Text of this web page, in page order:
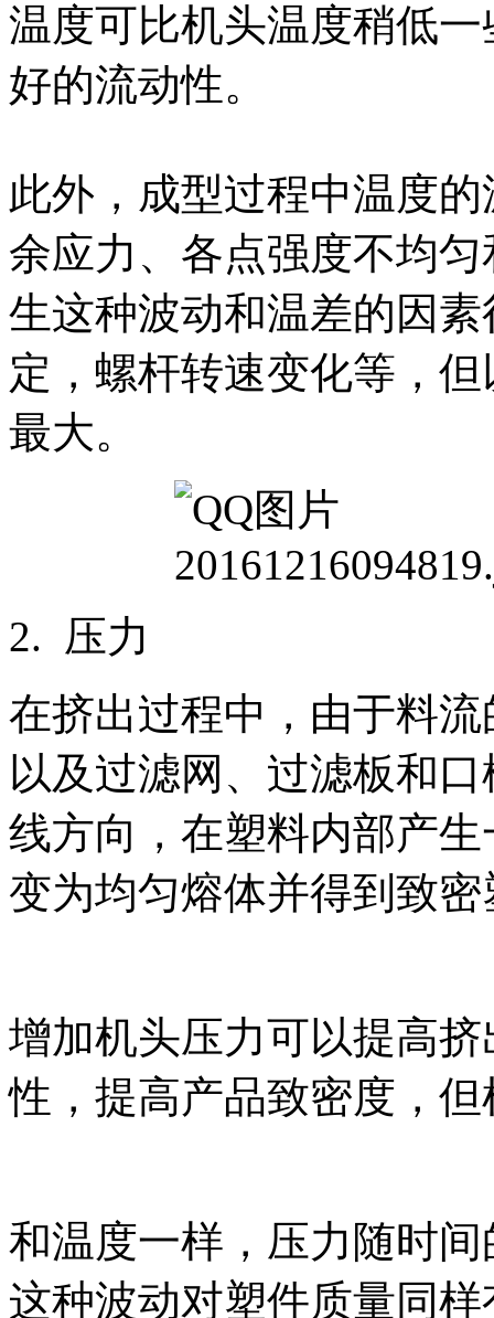
温度可比机头温度稍低
好的流动性。
此外，成型过程中温度
余应力、各点强度不均
生这种波动和温差的因
定，螺杆转速变化等，
最大。
2. 压力
在挤出过程中，由于料
以及过滤网、过滤板和
线方向，在塑料内部产
变为均匀熔体并得到致
增加机头压力可以提高
性，提高产品致密度，
和温度一样，压力随时
这种波动对塑件质量同